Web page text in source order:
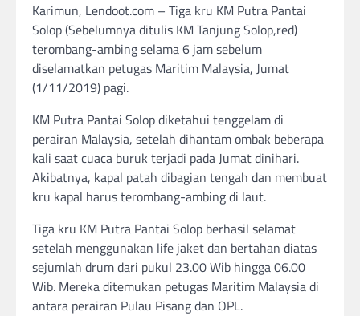
Karimun, Lendoot.com – Tiga kru KM Putra Pantai
Solop (Sebelumnya ditulis KM Tanjung Solop,red)
terombang-ambing selama 6 jam sebelum
diselamatkan petugas Maritim Malaysia, Jumat
(1/11/2019) pagi.
KM Putra Pantai Solop diketahui tenggelam di
perairan Malaysia, setelah dihantam ombak beberapa
kali saat cuaca buruk terjadi pada Jumat dinihari.
Akibatnya, kapal patah dibagian tengah dan membuat
kru kapal harus terombang-ambing di laut.
Tiga kru KM Putra Pantai Solop berhasil selamat
setelah menggunakan life jaket dan bertahan diatas
sejumlah drum dari pukul 23.00 Wib hingga 06.00
Wib. Mereka ditemukan petugas Maritim Malaysia di
antara perairan Pulau Pisang dan OPL.